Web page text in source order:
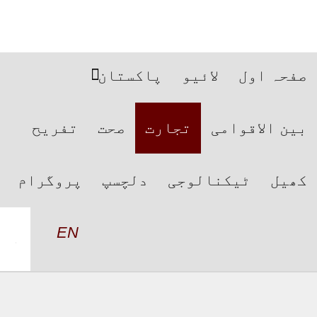
صفحہ اول لائیو پاکستان
بین الاقوامی تجارت صحت تفریح
کھیل ٹیکنالوجی دلچسپ پروگرام
EN